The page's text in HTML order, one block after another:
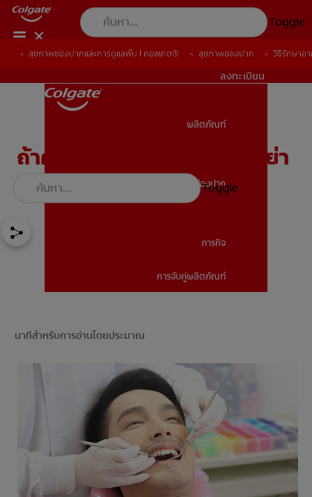
Toggle
ลงทะเบียน
ลงทะเบียน
ผลิตภัณฑ์
สุขภาพช่องปาก
ภารกิจ
การจับคู่ผลิตภัณฑ์
Toggle
สุขภาพช่องปากและการดูแลฟัน | คอลเกต® สุขภาพช่องปาก วิธีรักษาอ
ถ้าคุณต้องการรักษาฟันผุ อย่า
รอช้า
นาทีสำหรับการอ่านโดยประมาณ